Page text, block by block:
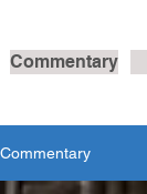
Commentary
Commentary